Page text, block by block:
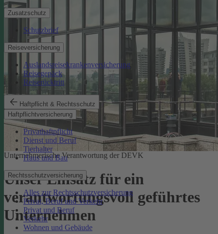
Zusatzschutz
Schutzbrief
Reiseversicherung
Auslandsreisekrankenversicherung
Reisegepäck
Reiserücktritt
Haftpflicht & Rechtsschutz
Haftpflichtversicherung
Privathaftpflicht
Dienst und Beruf
Tierhalter
Haus und Bau
Rechtsschutzversicherung
Alles zur Rechtsschutzversicherung
Privat, Beruf und Verkehr
Privat und Beruf
Verkehr
Wohnen und Gebäude
Unternehmerische Verantwortung der DEVK
Unser Einsatz für ein
verantwortungsvoll geführtes
Unternehmen